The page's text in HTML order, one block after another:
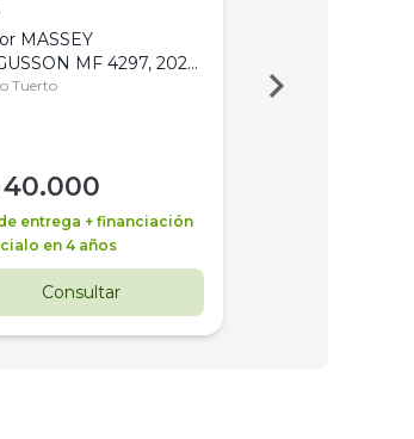
MASSEY
MF 4297, 2020,
Tuerto
40.000
entrega + financiación
en 4 años
Consultar
Venado Tuerto